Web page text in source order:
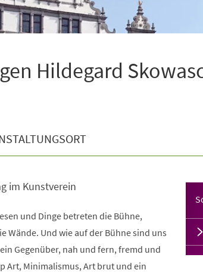
Hildegard
im Kunstverein
und Dinge betreten die Bühne,
Wände. Und wie auf der Bühne sind uns
Gegenüber, nah und fern, fremd und
Art, Minimalismus, Art brut und ein